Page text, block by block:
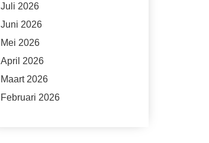
Juli 2026
Juni 2026
Mei 2026
April 2026
Maart 2026
Februari 2026